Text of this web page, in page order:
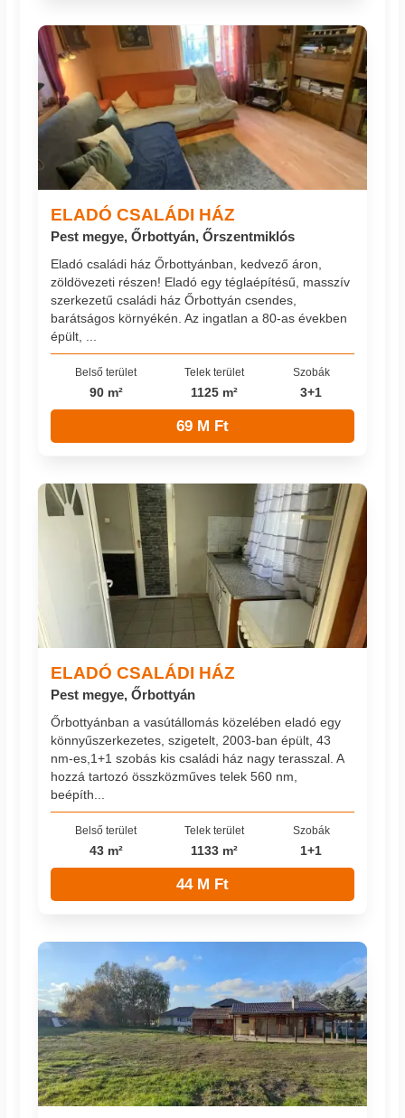
ELADÓ CSALÁDI HÁZ
Pest megye, Őrbottyán, Őrszentmiklós
Eladó családi ház Őrbottyánban, kedvező áron,
zöldövezeti részen! Eladó egy téglaépítésű, masszív
szerkezetű családi ház Őrbottyán csendes,
barátságos környékén. Az ingatlan a 80-as években
épült, ...
Belső terület
90 m²
Telek terület
1125 m²
Szobák
3+1
69 M Ft
ELADÓ CSALÁDI HÁZ
Pest megye, Őrbottyán
Őrbottyánban a vasútállomás közelében eladó egy
könnyűszerkezetes, szigetelt, 2003-ban épült, 43
nm-es,1+1 szobás kis családi ház nagy terasszal. A
hozzá tartozó összközműves telek 560 nm,
beépíth...
Belső terület
43 m²
Telek terület
1133 m²
Szobák
1+1
44 M Ft